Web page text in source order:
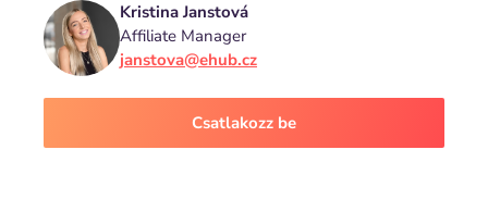
Kristina Janstová
Affiliate Manager
janstova@ehub.cz
Csatlakozz be